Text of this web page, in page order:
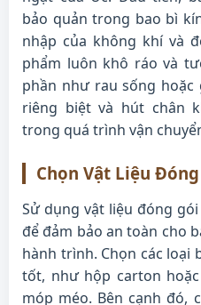
bảo quản trong bao bì
nhập của không khí và
phẩm luôn khô ráo và
phần như rau sống
riêng biệt và hút chân
trong quá trình vận
Chọn Vật Liệu
Sử dụng vật liệu đóng
để đảm bảo an toàn cho
hành trình. Chọn các loại
tốt, như hộp carton
móp méo. Bên cạnh đó,